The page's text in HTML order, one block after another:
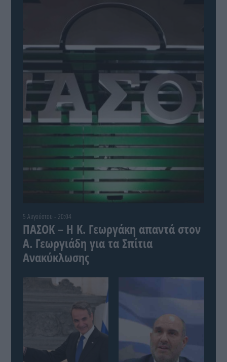
5 Αυγούστου - 20:04
ΠΑΣΟΚ – Η Κ. Γεωργάκη απαντά στον
Α. Γεωργιάδη για τα Σπίτια
Ανακύκλωσης